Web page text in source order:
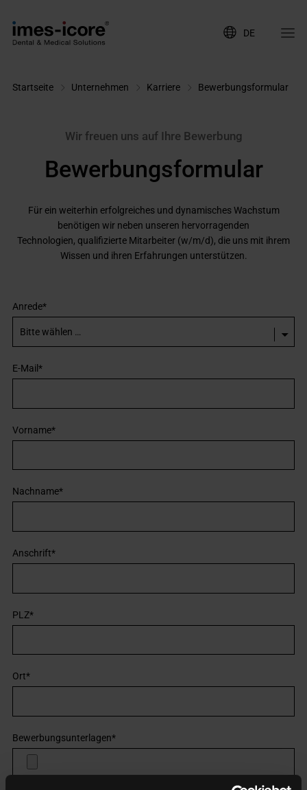
DE
Startseite Unternehmen Karriere Bewerbungsformular
Wir freuen uns auf Ihre Bewerbung
Bewerbungsformular
Für ein weiterhin erfolgreiches und dynamisches Wachstum
benötigen wir neben unseren hervorragenden
Technologien, qualifizierte Mitarbeiter (w/m/d), die uns mit ihrem
Wissen und ihren Erfahrungen unterstützen.
Anrede*
E-Mail*
Vorname*
Nachname*
Anschrift*
PLZ*
Ort*
Bewerbungsunterlagen*